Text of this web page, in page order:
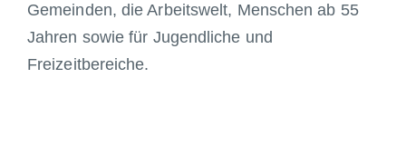
Gemeinden, die Arbeitswelt, Menschen ab 55
Jahren sowie für Jugendliche und
Freizeitbereiche.